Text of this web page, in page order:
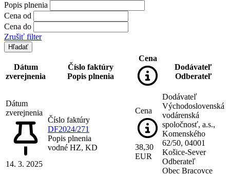
Popis plnenia
Cena od
Cena do
Zrušiť filter
Dátum
zverejnenia
Číslo faktúry
Popis plnenia
Cena
Dodávateľ
Odberateľ
Dátum
zverejnenia
14. 3. 2025
Číslo faktúry
DF2024/271
Popis plnenia
vodné HZ, KD
Cena
38,30
EUR
Dodávateľ
Východoslovenská
vodárenská
spoločnosť, a.s.,
Komenského
62/50, 04001
Košice-Sever
Odberateľ
Obec Bracovce